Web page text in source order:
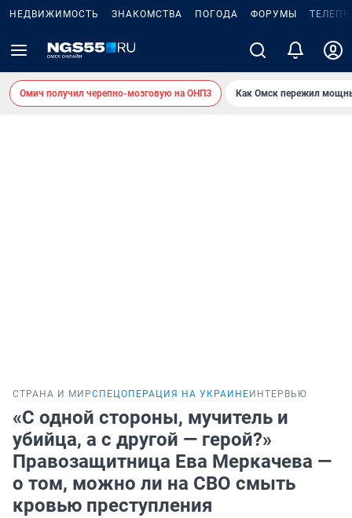
НЕДВИЖИМОСТЬ ЗНАКОМСТВА ПОГОДА ФОРУМЫ
Омич получил черепно-мозговую на ОНПЗ Как Омск пережил
СТРАНА И МИРСПЕЦОПЕРАЦИЯ НА УКРАИНЕ ИНТЕРВЬЮ
«С одной стороны, мучитель и
убийца, а с другой — герой?»
Правозащитница Ева Меркачева —
о том, можно ли на СВО смыть
кровью преступления